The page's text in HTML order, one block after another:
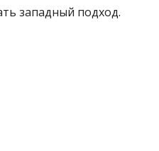
западный подход.